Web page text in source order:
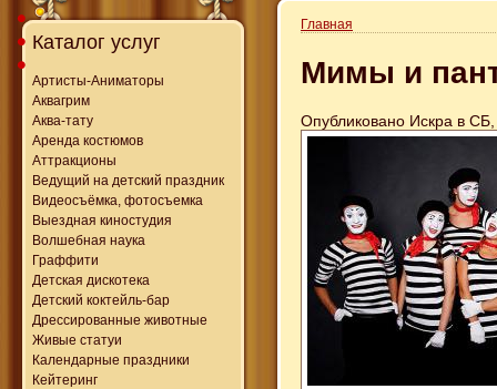
Каталог услуг
Артисты-Аниматоры
Аквагрим
Аква-тату
Аренда костюмов
Аттракционы
Ведущий на детский праздник
Видеосъёмка, фотосъемка
Выездная киностудия
Волшебная наука
Граффити
Детская дискотека
Детский коктейль-бар
Дрессированные животные
Живые статуи
Календарные праздники
Кейтеринг
Главная
Мимы и
Опубликовано Искра в